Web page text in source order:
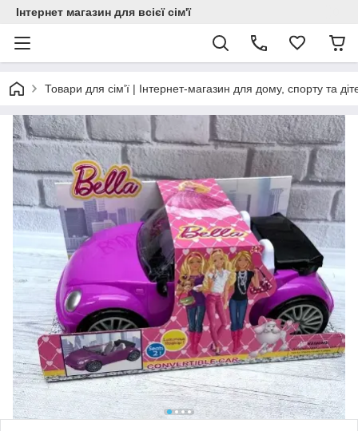
Інтернет магазин для всієї сім'ї
Товари для сім'ї | Інтернет-магазин для дому, спорту та